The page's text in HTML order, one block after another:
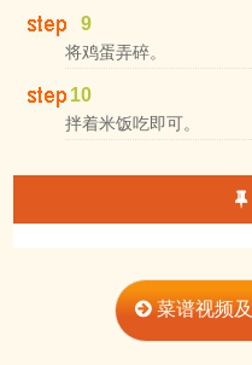
9
将鸡蛋弄碎。
10
拌着米饭吃即可。
菜谱视频